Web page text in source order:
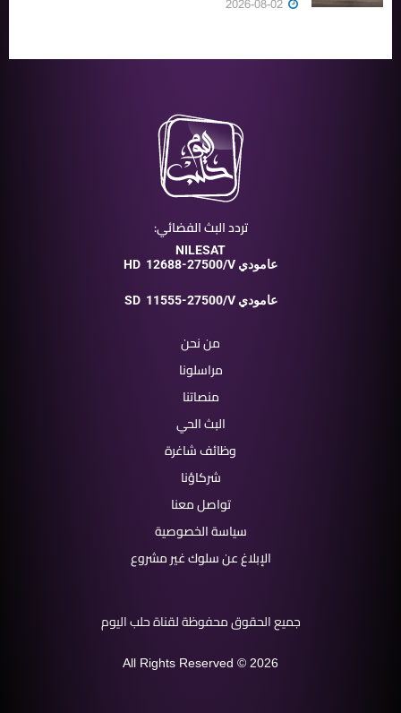
تردد البث الفضائي:
NILESAT
HD
12688-27500/V عامودي
SD 11555-27500/V عامودي
من نحن
مراسلونا
منصاتنا
البث الحي
وظائف شاغرة
شركاؤنا
تواصل معنا
سياسة الخصوصية
الإبلاغ عن سلوك غير مشروع
جميع الحقوق محفوظة لقناة حلب اليوم
All Rights Reserved © 2026